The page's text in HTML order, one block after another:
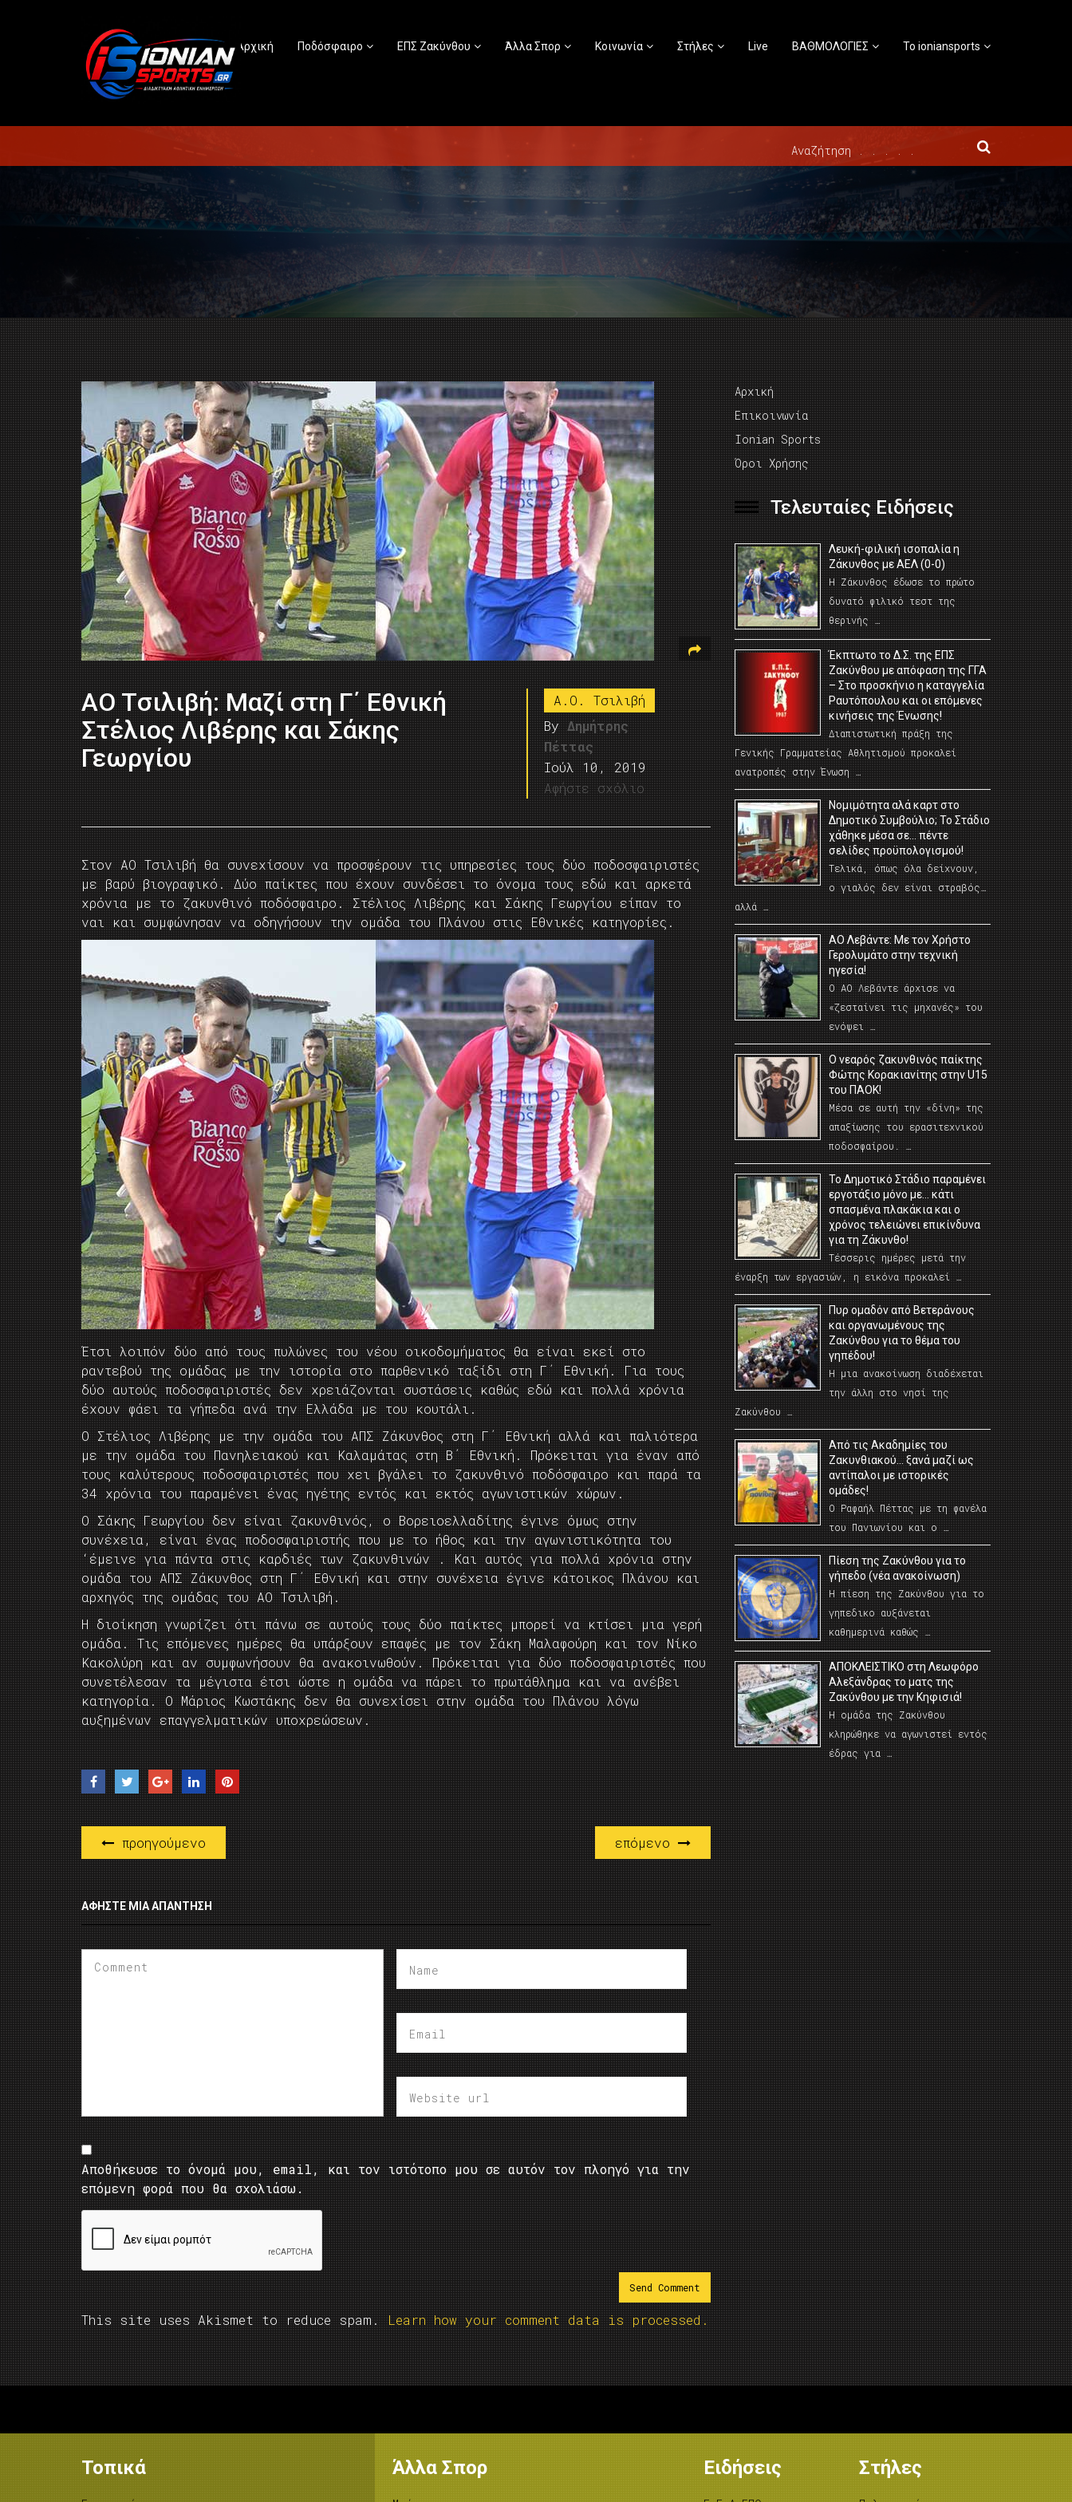
Αρχική Ποδόσφαιρο ΕΠΣ Ζακύνθου Άλλα Σπορ Κοινωνία Στήλες Live ΒΑΘΜΟΛΟΓΙΕΣ Το ioniansports
AO Tσιλιβή: Μαζί στη Γ΄ Εθνική
Στέλιος Λιβέρης και Σάκης
Γεωργίου
Α.Ο. Τσιλιβή
By Δημήτρης
Πέττας
Ιούλ 10, 2019
Αφήστε σχόλιο
Στον ΑΟ Τσιλιβή θα συνεχίσουν να προσφέρουν τις υπηρεσίες τους δύο ποδοσφαιριστές
με βαρύ βιογραφικό. Δύο παίκτες που έχουν συνδέσει το όνομα τους εδώ και αρκετά
χρόνια με το ζακυνθινό ποδόσφαιρο. Στέλιος Λιβέρης και Σάκης Γεωργίου είπαν το
ναι και συμφώνησαν να οδηγήσουν την ομάδα του Πλάνου στις Εθνικές κατηγορίες.
Έτσι λοιπόν δύο από τους πυλώνες του νέου οικοδομήματος θα είναι εκεί στο
ραντεβού της ομάδας με την ιστορία στο παρθενικό ταξίδι στη Γ΄ Εθνική. Για τους
δύο αυτούς ποδοσφαιριστές δεν χρειάζονται συστάσεις καθώς εδώ και πολλά χρόνια
έχουν φάει τα γήπεδα ανά την Ελλάδα με του κουτάλι.
Ο Στέλιος Λιβέρης με την ομάδα του ΑΠΣ Ζάκυνθος στη Γ΄ Εθνική αλλά και παλιότερα
με την ομάδα του Πανηλειακού και Καλαμάτας στη Β΄ Εθνική. Πρόκειται για έναν από
τους καλύτερους ποδοσφαιριστές που χει βγάλει το ζακυνθινό ποδόσφαιρο και παρά τα
34 χρόνια του παραμένει ένας ηγέτης εντός και εκτός αγωνιστικών χώρων.
Ο Σάκης Γεωργίου δεν είναι ζακυνθινός, ο Βορειοελλαδίτης έγινε όμως στην
συνέχεια, είναι ένας ποδοσφαιριστής που με το ήθος και την αγωνιστικότητα του
‘έμεινε για πάντα στις καρδιές των ζακυνθινών . Και αυτός για πολλά χρόνια στην
ομάδα του ΑΠΣ Ζάκυνθος στη Γ΄ Εθνική και στην συνέχεια έγινε κάτοικος Πλάνου και
αρχηγός της ομάδας του ΑΟ Τσιλιβή.
Η διοίκηση γνωρίζει ότι πάνω σε αυτούς τους δύο παίκτες μπορεί να κτίσει μια γερή
ομάδα. Τις επόμενες ημέρες θα υπάρξουν επαφές με τον Σάκη Μαλαφούρη και τον Νίκο
Κακολύρη και αν συμφωνήσουν θα ανακοινωθούν. Πρόκειται για δύο ποδοσφαιριστές που
συνετέλεσαν τα μέγιστα έτσι ώστε η ομάδα να πάρει το πρωτάθλημα και να ανέβει
κατηγορία. Ο Μάριος Κωστάκης δεν θα συνεχίσει στην ομάδα του Πλάνου λόγω
αυξημένων επαγγελματικών υποχρεώσεων.
προηγούμενο επόμενο
ΑΦΉΣΤΕ ΜΙΑ ΑΠΆΝΤΗΣΗ
Αποθήκευσε το όνομά μου, email, και τον ιστότοπο μου σε αυτόν τον πλοηγό για την
επόμενη φορά που θα σχολιάσω.
This site uses Akismet to reduce spam. Learn how your comment data is processed.
Αρχική
Επικοινωνία
Ionian Sports
Όροι Χρήσης
Τελευταίες Ειδήσεις
Λευκή-φιλική ισοπαλία η
Ζάκυνθος με ΑΕΛ (0-0)
Η Ζάκυνθος έδωσε το πρώτο
δυνατό φιλικό τεστ της
θερινής …
Έκπτωτο το Δ.Σ. της ΕΠΣ
Ζακύνθου με απόφαση της ΓΓΑ
– Στο προσκήνιο η καταγγελία
Ραυτόπουλου και οι επόμενες
κινήσεις της Ένωσης!
Διαπιστωτική πράξη της
Γενικής Γραμματείας Αθλητισμού προκαλεί
ανατροπές στην Ένωση …
Νομιμότητα αλά καρτ στο
Δημοτικό Συμβούλιο; Το Στάδιο
χάθηκε μέσα σε… πέντε
σελίδες προϋπολογισμού!
Τελικά, όπως όλα δείχνουν,
ο γιαλός δεν είναι στραβός…
αλλά …
ΑΟ Λεβάντε: Με τον Χρήστο
Γερολυμάτο στην τεχνική
ηγεσία!
Ο ΑΟ Λεβάντε άρχισε να
«ζεσταίνει τις μηχανές» του
ενόψει …
O νεαρός ζακυνθινός παίκτης
Φώτης Κορακιανίτης στην U15
του ΠΑΟΚ!
Μέσα σε αυτή την «δίνη» της
απαξίωσης του ερασιτεχνικού
ποδοσφαίρου. …
Το Δημοτικό Στάδιο παραμένει
εργοτάξιο μόνο με… κάτι
σπασμένα πλακάκια και ο
χρόνος τελειώνει επικίνδυνα
για τη Ζάκυνθο!
Τέσσερις ημέρες μετά την
έναρξη των εργασιών, η εικόνα προκαλεί …
Πυρ ομαδόν από Βετεράνους
και οργανωμένους της
Ζακύνθου για το θέμα του
γηπέδου!
Η μια ανακοίνωση διαδέχεται
την άλλη στο νησί της
Ζακύνθου …
Από τις Ακαδημίες του
Ζακυνθιακού… ξανά μαζί ως
αντίπαλοι με ιστορικές
ομάδες!
Ο Ραφαήλ Πέττας με τη φανέλα
του Πανιωνίου και ο …
Πίεση της Ζακύνθου για το
γήπεδο (νέα ανακοίνωση)
Η πίεση της Ζακύνθου για το
γηπεδικο αυξάνεται
καθημερινά καθώς …
AΠΟΚΛΕΙΣΤΙΚΟ στη Λεωφόρο
Αλεξάνδρας το ματς της
Ζακύνθου με την Κηφισιά!
Η ομάδα της Ζακύνθου
κληρώθηκε να αγωνιστεί εντός
έδρας για …
Τοπικά Άλλα Σπορ Ειδήσεις Στήλες